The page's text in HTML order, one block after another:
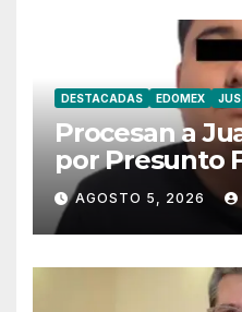
DESTACADAS EDOMEX
Procesan a
por Presunto
Edomex
AGOSTO 5, 2026